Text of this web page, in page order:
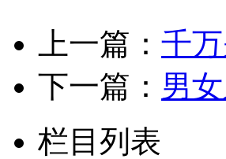
上一篇： 千
下一篇： 男
栏目列表